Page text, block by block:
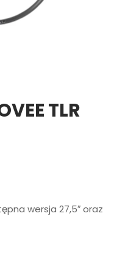
TLR
wersja 27,5″ oraz